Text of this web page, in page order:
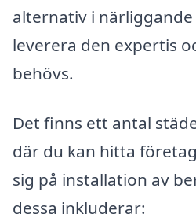
alternativ i
leverera den expertis
behövs.
Det finns ett antal
där du kan hitta
sig på installation av
dessa inkluderar: